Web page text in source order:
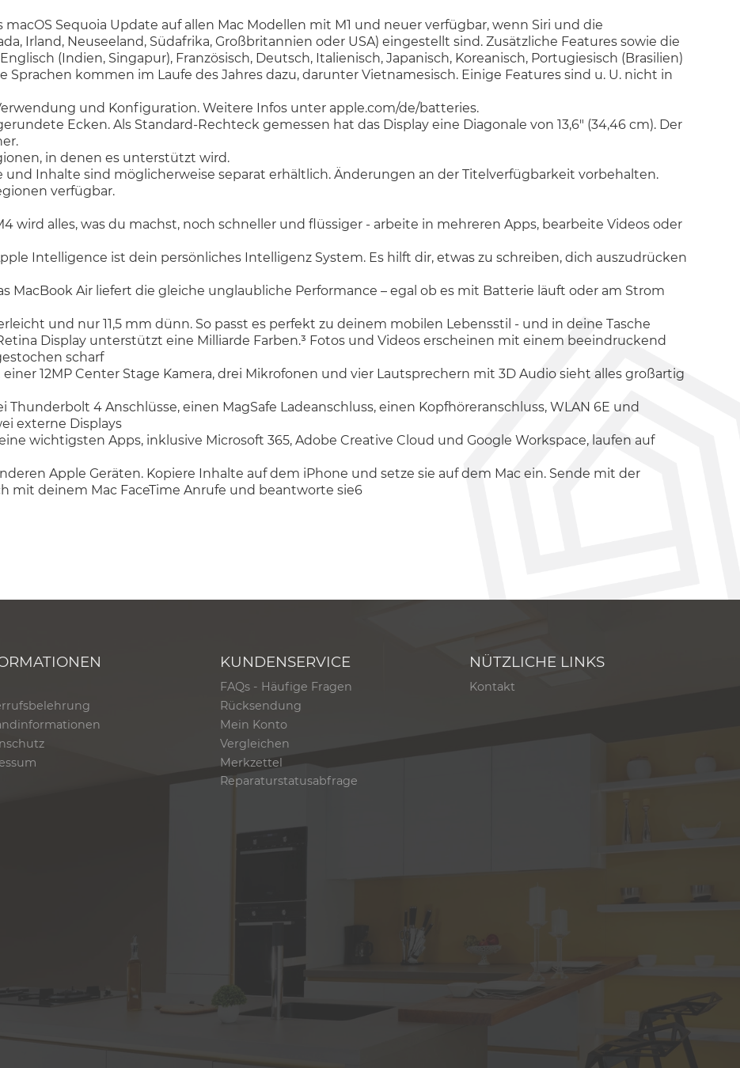
Sequoia Update auf allen Mac Modellen mit M1 und neuer verfügbar, wenn Siri und die
Irland, Neuseeland, Südafrika, Großbritannien oder USA) eingestellt sind. Zusätzliche Features sowie die
(Indien, Singapur), Französisch, Deutsch, Italienisch, Japanisch, Koreanisch, Portugiesisch (Brasilien)
kommen im Laufe des Jahres dazu, darunter Vietnamesisch. Einige Features sind u. U. nicht in
und Konfiguration. Weitere Infos unter apple.com/de/batteries.
Ecken. Als Standard-Rechteck gemessen hat das Display eine Diagonale von 13,6" (34,46 cm). Der
in denen es unterstützt wird.
und Inhalte sind möglicherweise separat erhältlich. Änderungen an der Titelverfügbarkeit vorbehalten.
verfügbar.
wird alles, was du machst, noch schneller und flüssiger - arbeite in mehreren Apps, bearbeite Videos oder
Apple Intelligence ist dein persönliches Intelligenz System. Es hilft dir, etwas zu schreiben, dich auszudrücken
MacBook Air liefert die gleiche unglaubliche Performance – egal ob es mit Batterie läuft oder am Strom
und nur 11,5 mm dünn. So passt es perfekt zu deinem mobilen Lebensstil - und in deine Tasche
Retina Display unterstützt eine Milliarde Farben.³ Fotos und Videos erscheinen mit einem beeindruckend
scharf
einer 12MP Center Stage Kamera, drei Mikrofonen und vier Lautsprechern mit 3D Audio sieht alles großartig
Thunderbolt 4 Anschlüsse, einen MagSafe Ladeanschluss, einen Kopfhöreranschluss, WLAN 6E und
externe Displays
wichtigsten Apps, inklusive Microsoft 365, Adobe Creative Cloud und Google Workspace, laufen auf
Apple Geräten. Kopiere Inhalte auf dem iPhone und setze sie auf dem Mac ein. Sende mit der
mit deinem Mac FaceTime Anrufe und beantworte sie6
KUNDENSERVICE
FAQs - Häufige Fragen
Rücksendung
Mein Konto
Vergleichen
Merkzettel
Reparaturstatusabfrage
NÜTZLICHE LINKS
Kontakt